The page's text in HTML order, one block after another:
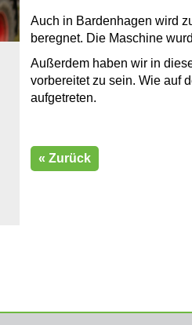
Auch in Bardenhagen wird
beregnet. Die Maschine
Außerdem haben wir in
vorbereitet zu sein. Wie auf
aufgetreten.
« Zurück